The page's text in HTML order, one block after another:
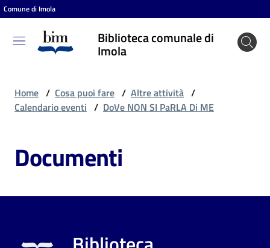
Vai al contenuto
Vai alla navigazione
Vai al footer
Comune di Imola
Biblioteca comunale di
Imola
Biblioteca
comunale
puoi
Home / Cosa puoi fare / Altre attività /
Calendario eventi / DoVe NON SI PaRLA Di ME
Documenti